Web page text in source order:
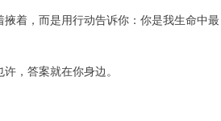
着，而是用行动告诉你：你是我生命中最
，答案就在你身边。